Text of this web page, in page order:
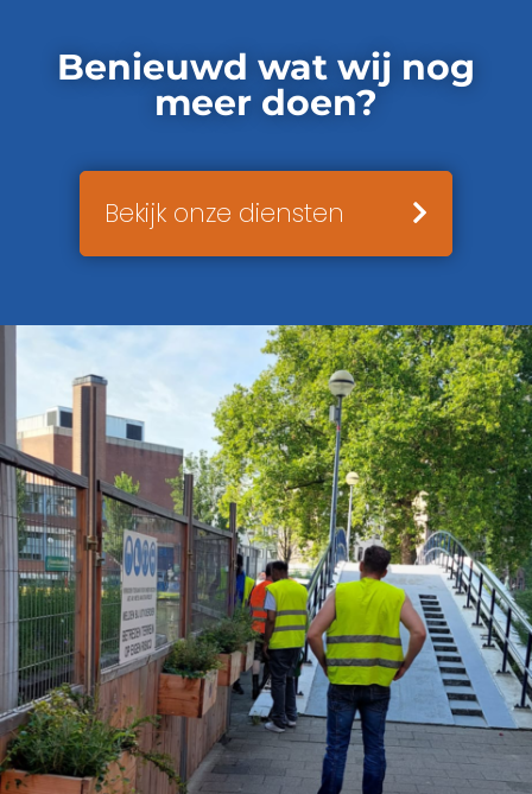
Benieuwd wat wij nog
meer doen?
Bekijk onze diensten